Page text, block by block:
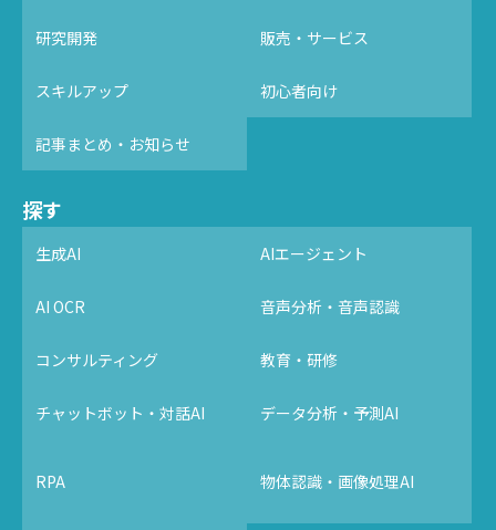
研究開発 販売・サービス
スキルアップ 初心者向け
記事まとめ・お知らせ
探す
生成AI AIエージェント
AI OCR 音声分析・音声認識
コンサルティング 教育・研修
チャットボット・対話AI データ分析・予測AI
RPA 物体認識・画像処理AI